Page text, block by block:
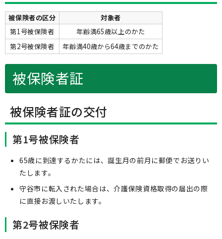
被保険者の区分
対象者
第1号被保険者
年齢満65歳以上のかた
第2号被保険者
年齢満40歳から64歳までのかた
被保険者証
被保険者証の交付
第1号被保険者
65歳に到達するかたには、誕生月の前月に郵便でお送りい
たします。
守谷市に転入された場合は、介護保険資格取得の届出の際
に直接お渡しいたします。
第2号被保険者